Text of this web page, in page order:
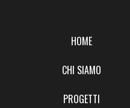
HOME
CHI SIAMO
PROGETTI